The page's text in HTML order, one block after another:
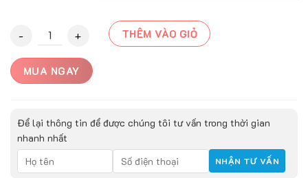
Thảm Trải Sàn HLYP18119 - 06 quantity
THÊM VÀO GIỎ
MUA NGAY
Để lại thông tin để được chúng tôi tư vấn trong thời gian
nhanh nhất